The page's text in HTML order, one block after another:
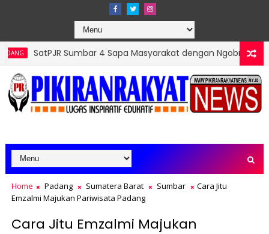
4 Sapa Masyarakat dengan Ngobras PADANG PT.
Home Padang Sumatera Barat Sumbar
Cara Jitu
Emzalmi Majukan Pariwisata Padang
Cara Jitu Emzalmi Majukan